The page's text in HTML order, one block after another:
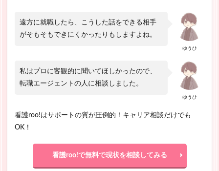
ゆうひ
遠方に就職したら、こうした話をできる相手
がそもそもできにくかったりもしますよね。
ゆうひ
私はプロに客観的に聞いてほしかったので、
転職エージェントの人に相談しました。
看護roo!はサポートの質が圧倒的！キャリア相談だけでも
OK！
看護roo!で無料で現状を相談してみる